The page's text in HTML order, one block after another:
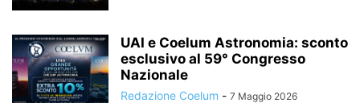
UAI e Coelum Astronomia: sconto
esclusivo al 59° Congresso
Nazionale
Redazione Coelum - 7 Maggio 2026